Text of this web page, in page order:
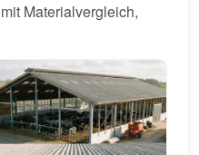
Materialvergleich,